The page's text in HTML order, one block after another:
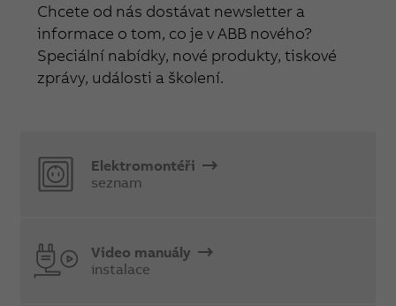
Chcete od nás dostávat newsletter a
informace o tom, co je v ABB nového?
Speciální nabídky, nové produkty, tiskové
zprávy, události a školení.
Elektromontéři
seznam
Video manuály
instalace